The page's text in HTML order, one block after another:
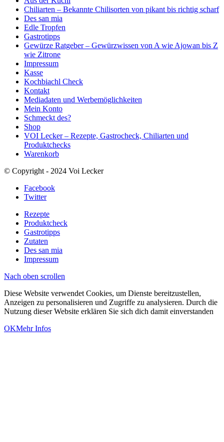
Chiliarten – Bekannte Chilisorten von pikant bis richtig scharf
Des san mia
Edle Tropfen
Gastrotipps
Gewürze Ratgeber – Gewürzwissen von A wie Ajowan bis Z
wie Zitrone
Impressum
Kasse
Kochbiachl Check
Kontakt
Mediadaten und Werbemöglichkeiten
Mein Konto
Schmeckt des?
Shop
VOI Lecker – Rezepte, Gastrocheck, Chiliarten und
Produktchecks
Warenkorb
© Copyright - 2024 Voi Lecker
Facebook
Twitter
Rezepte
Produktcheck
Gastrotipps
Zutaten
Des san mia
Impressum
Nach oben scrollen
Diese Website verwendet Cookies, um Dienste bereitzustellen,
Anzeigen zu personalisieren und Zugriffe zu analysieren. Durch die
Nutzung dieser Website erklären Sie sich dich damit einverstanden
OKMehr Infos